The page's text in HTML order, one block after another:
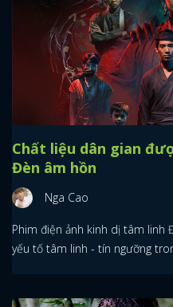
Chất liệu dân gian
Đèn âm hồn
Nga Cao
Phim điện ảnh kinh dị tâm
yếu tố tâm linh - tín ngưỡng